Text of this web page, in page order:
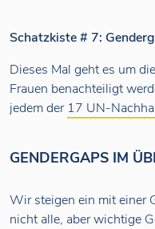
Schatzkiste # 7:
Dieses Mal geht es um
Frauen benachteiligt
jedem der 17 UN-
GENDERGAPS IM
Wir steigen ein mit einer
nicht alle, aber wichtige